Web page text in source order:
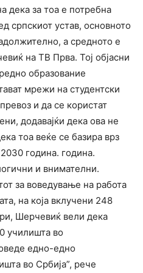
дека за тоа е потребна
српскиот устав, основното
а средното е
на ТВ Прва. Тој објасни
образование
мрежи на студентски
и да се користат
додавајќи дека ова не
тоа веќе се базира врз
година. година.
и внимателни.
за воведување на работа
на која вклучени 248
Шерчевиќ вели дека
училишта во
едно-едно
во Србија”, рече